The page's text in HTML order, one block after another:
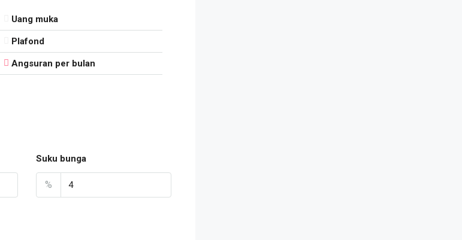
Uang muka
Plafond
Angsuran per bulan
Suku bunga
%